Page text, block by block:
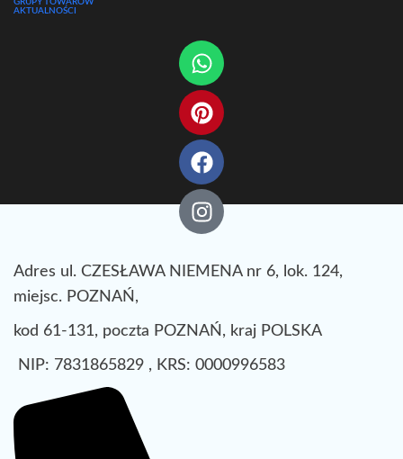
GRUPY TOWARÓW
AKTUALNOŚCI
Adres ul. CZESŁAWA NIEMENA nr 6, lok. 124,
miejsc. POZNAŃ,
kod 61-131, poczta POZNAŃ, kraj POLSKA
NIP: 7831865829 , KRS: 0000996583